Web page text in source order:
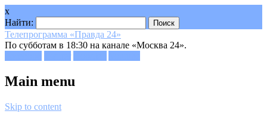
x
Найти:
Телепрограмма «Правда 24»
По субботам в 18:30 на канале «Москва 24».
Main menu
Skip to content